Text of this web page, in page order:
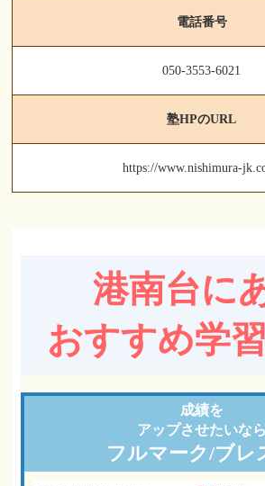
電話番号
050-3553-6021
塾HPのURL
https://www.nishimura-
港南台に
おすすめ学
成績を
アップさせたいなら
フルマーク/ブレ